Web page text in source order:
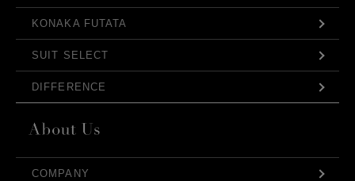
KONAKA FUTATA
SUIT SELECT
DIFFERENCE
COMPANY